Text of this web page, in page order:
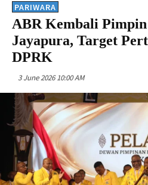
PARIWARA
ABR Kembali
Jayapura, Target
DPRK
3 June 2026 10:00 AM